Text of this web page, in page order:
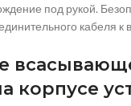
под рукой.
кабеля к
корпусе